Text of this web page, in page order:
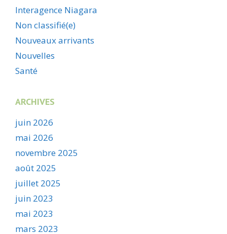
Interagence Niagara
Non classifié(e)
Nouveaux arrivants
Nouvelles
Santé
ARCHIVES
juin 2026
mai 2026
novembre 2025
août 2025
juillet 2025
juin 2023
mai 2023
mars 2023